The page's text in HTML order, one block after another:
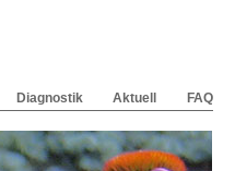
Diagnostik Aktuell FAQ